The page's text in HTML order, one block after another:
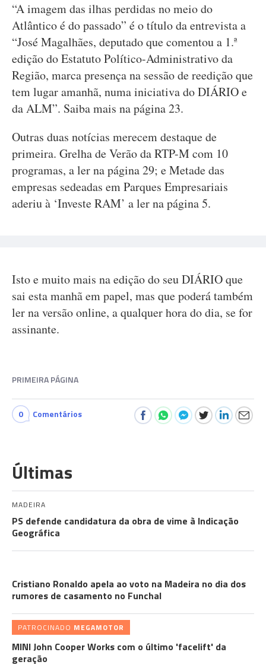
“A imagem das ilhas perdidas no meio do
Atlântico é do passado” é o título da entrevista a
“José Magalhães, deputado que comentou a 1.ª
edição do Estatuto Político-Administrativo da
Região, marca presença na sessão de reedição que
tem lugar amanhã, numa iniciativa do DIÁRIO e
da ALM”. Saiba mais na página 23.
Outras duas notícias merecem destaque de
primeira. Grelha de Verão da RTP-M com 10
programas, a ler na página 29; e Metade das
empresas sedeadas em Parques Empresariais
aderiu à ‘Investe RAM’ a ler na página 5.
Isto e muito mais na edição do seu DIÁRIO que
sai esta manhã em papel, mas que poderá também
ler na versão online, a qualquer hora do dia, se for
assinante.
PRIMEIRA PÁGINA
0 Comentários
Últimas
MADEIRA
PS defende candidatura da obra de vime à Indicação
Geográfica
Cristiano Ronaldo apela ao voto na Madeira no dia dos
rumores de casamento no Funchal
PATROCINADO MEGAMOTOR
MINI John Cooper Works com o último 'facelift' da
geração